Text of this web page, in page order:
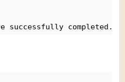
successfully completed.